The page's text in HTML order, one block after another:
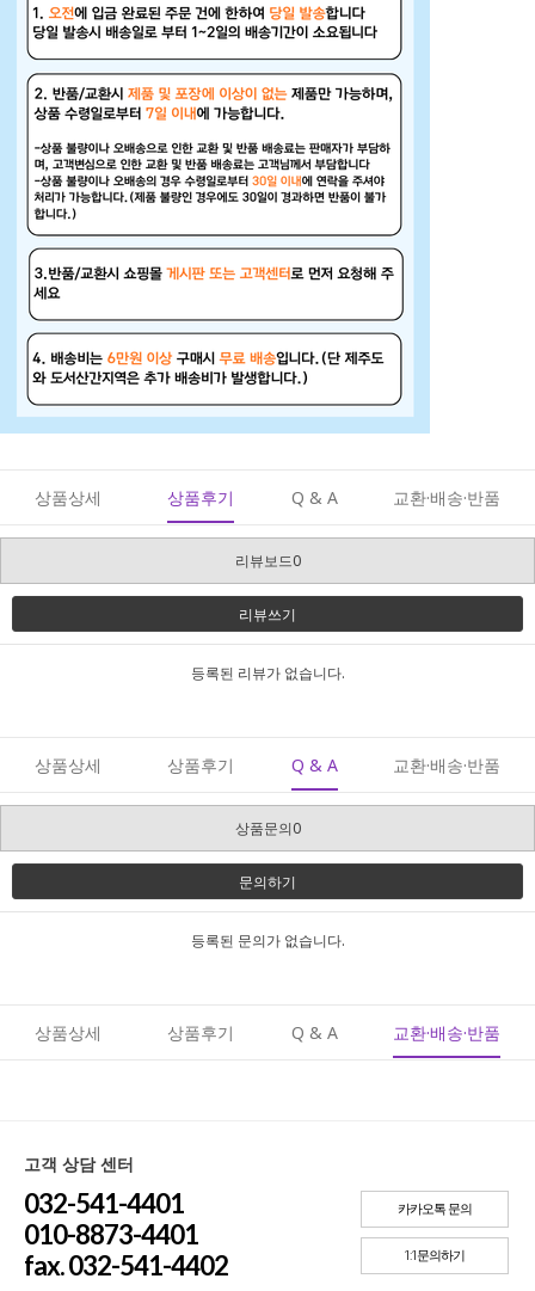
상품상세 상품후기 Q & A 교환·배송·반품
리뷰보드0
리뷰쓰기
등록된 리뷰가 없습니다.
상품상세 상품후기 Q & A 교환·배송·반품
상품문의0
문의하기
등록된 문의가 없습니다.
상품상세 상품후기 Q & A 교환·배송·반품
고객 상담 센터
032-541-4401
010-8873-4401
fax. 032-541-4402
카카오톡 문의
1:1문의하기